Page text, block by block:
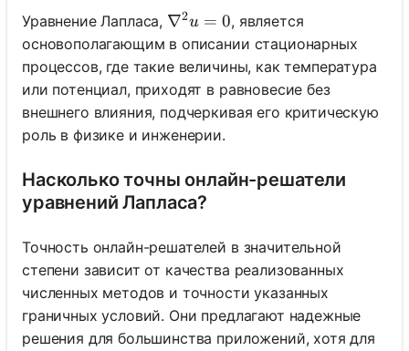
Уравнение Лапласа, \nabla^2 u = 0
∇2u = 0, является
основополагающим в описании стационарных
процессов, где такие величины, как температура
или потенциал, приходят в равновесие без
внешнего влияния, подчеркивая его критическую
роль в физике и инженерии.
Насколько точны онлайн-решатели
уравнений Лапласа?
Точность онлайн-решателей в значительной
степени зависит от качества реализованных
численных методов и точности указанных
граничных условий. Они предлагают надежные
решения для большинства приложений, хотя для